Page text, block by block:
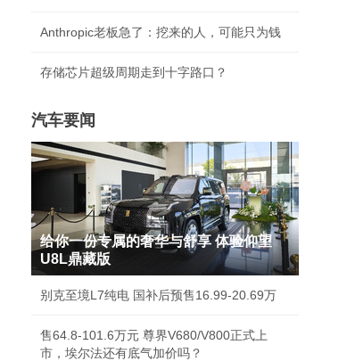
Anthropic老板急了：挖来的人，可能只为钱
存储芯片超级周期走到十字路口？
汽车要闻
给你一份专属的奢华与舒享 体验仰望
U8L鼎藏版
别克至境L7纯电 国补后预售16.99-20.69万
售64.8-101.6万元 尊界V680/V800正式上
市，埃尔法还有底气加价吗？